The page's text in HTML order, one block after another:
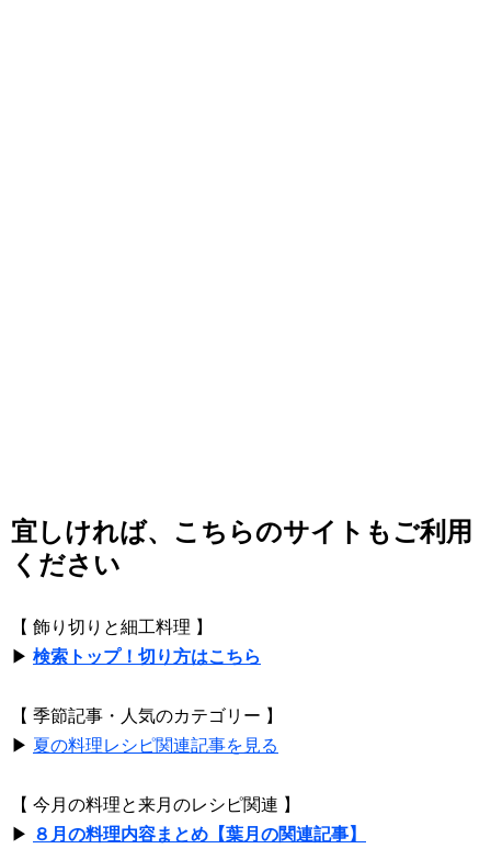
宜しければ、こちらのサイトもご利用
ください
【 飾り切りと細工料理 】
▶ 検索トップ！切り方はこちら
【 季節記事・人気のカテゴリー 】
▶ 夏の料理レシピ関連記事を見る
【 今月の料理と来月のレシピ関連 】
▶ ８月の料理内容まとめ【葉月の関連記事】